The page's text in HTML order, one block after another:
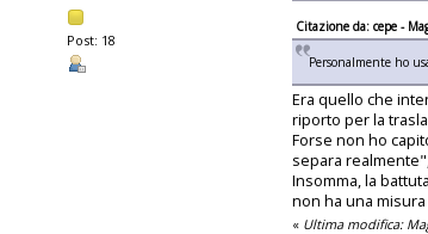
Post: 18
Citazione da: cepe -
Personalmente ho
Era quello che
riporto per la
Forse non ho
separa
Insomma, la
non ha una
« Ultima modifica: